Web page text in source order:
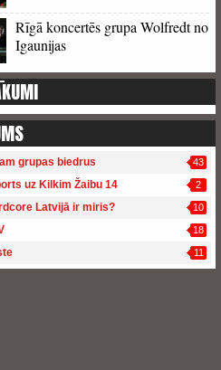
Rīgā koncertēs grupa Wolfredt no
Igaunijas
grupas biedrus 43
uz Kilkim Žaibu 14 2
Latvijā ir miris? 10
18
11